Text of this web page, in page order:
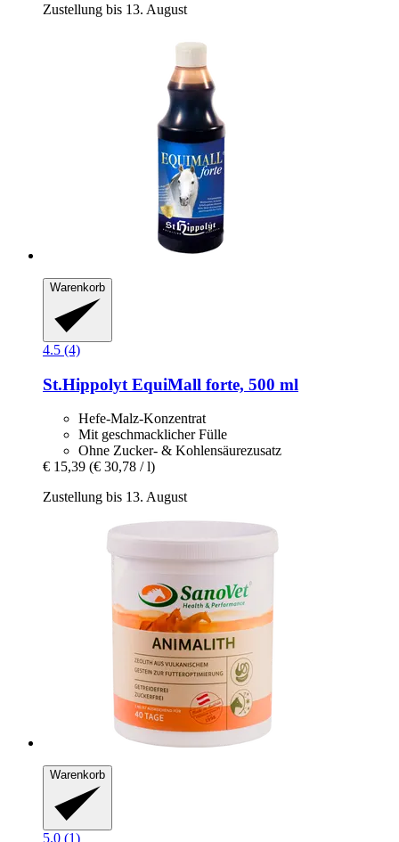
Zustellung bis 13. August
Warenkorb
4.5 (4)
St.Hippolyt EquiMall forte, 500 ml
Hefe-Malz-Konzentrat
Mit geschmacklicher Fülle
Ohne Zucker- & Kohlensäurezusatz
€ 15,39 (€ 30,78 / l)
Zustellung bis 13. August
Warenkorb
5.0 (1)